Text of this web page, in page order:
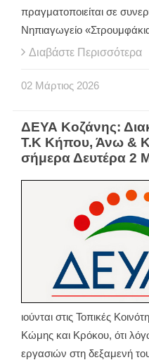
πραγματοποιείται σε
Νηπιαγωγείο
Διαβάστε Περισσότερα
02 Μάρτιος 2026
ΔΕΥΑ Κοζάνης:
Τ.Κ Κήπου, Άνω &
σήμερα Δευτέρα 2
ιούνται στις Τοπικές
Κώμης και Κρόκου, ότι
εργασιών στη δεξαμενή